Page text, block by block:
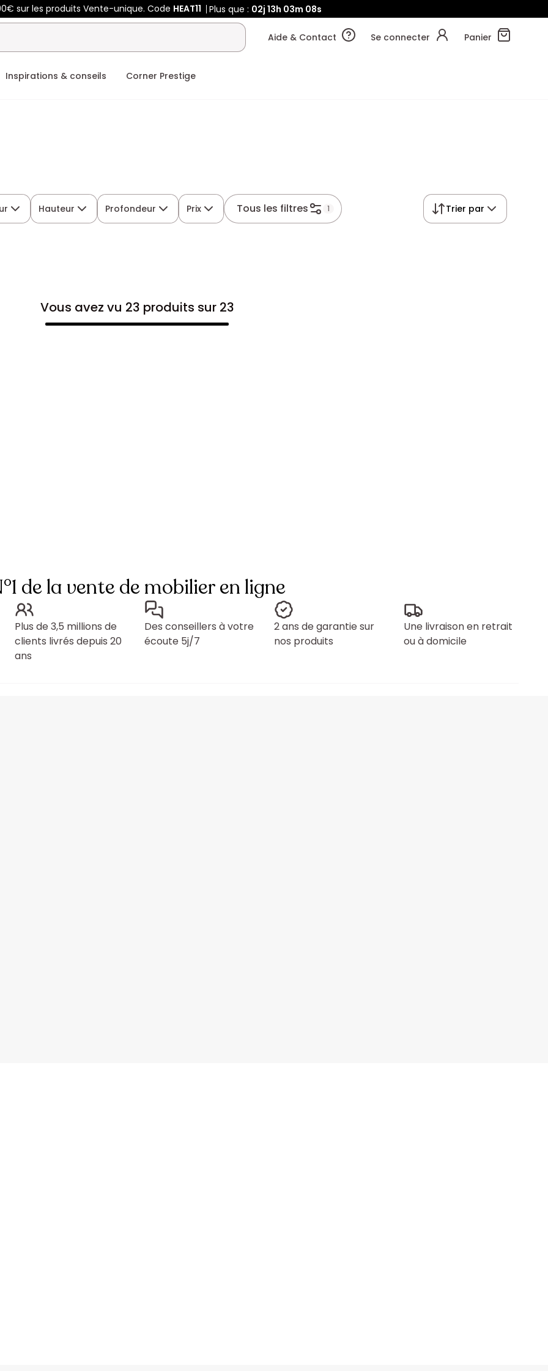
sur les produits Vente-unique. Code HEAT11 Plus que : 02j 13h 03m 07s
Aide & Contact Se connecter Panier
Inspirations & conseils Corner Prestige
Hauteur Profondeur Prix Tous les filtres 1 Trier par
Vous avez vu 23 produits sur 23
de la vente de mobilier en ligne
Plus de 3,5 millions de
clients livrés depuis 20
ans
Des conseillers à votre
écoute 5j/7
2 ans de garantie sur
nos produits
Une livraison en retrait
ou à domicile